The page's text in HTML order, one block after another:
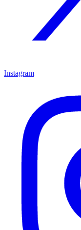
Instagram